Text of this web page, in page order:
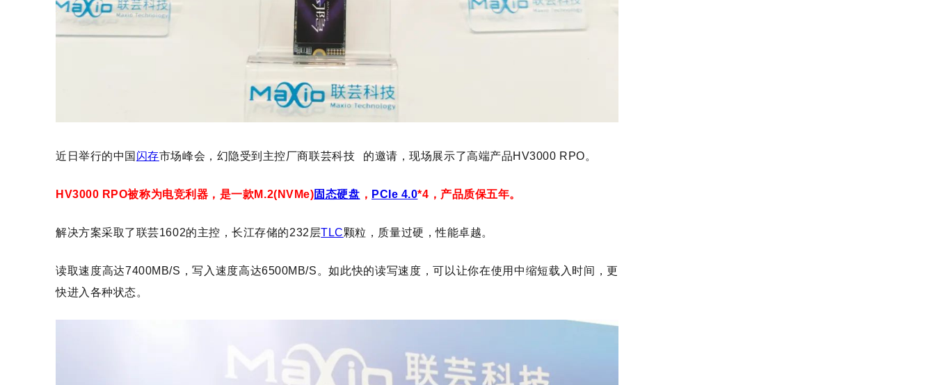
近日举行的中国 闪存市场峰会，幻隐受到主控厂商联芸科技 的邀请，现场展示了高端产品HV3000 RPO。
HV3000 RPO被称为电竞利器，是一款M.2(NVMe)固态硬盘 ， PCIe 4.0*4，产品质保五年。
解决方案采取了联芸1602的主控，长江存储的232层TLC颗粒，质量过硬，性能卓越。
读取速度高达7400MB/S，写入速度高达6500MB/S。如此快的读写速度，可以让你在使用中缩短载入时间，更
快进入各种状态。